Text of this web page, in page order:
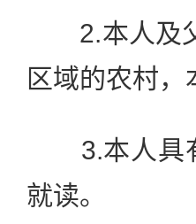
2.本人及父
区域的农村
3.本人具有
就读。